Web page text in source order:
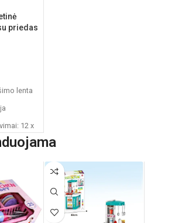
priedas
lenta
12 x
amžius: